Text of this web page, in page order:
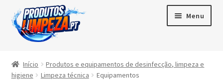
Menu
Início
Produtos e equipamentos de desinfecção, limpeza e
higiene
Limpeza técnica Equipamentos